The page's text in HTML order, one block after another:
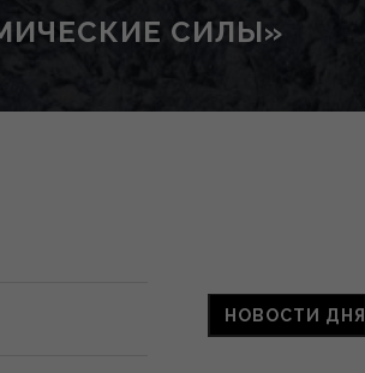
СИЛЫ»
НОВОСТИ ДНЯ